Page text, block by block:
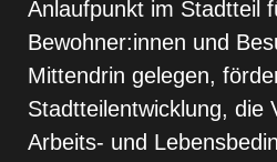
Anlaufpunkt im Stadtteil
Bewohner:innen und
Mittendrin gelegen,
Stadtteilentwicklung, die
Arbeits- und